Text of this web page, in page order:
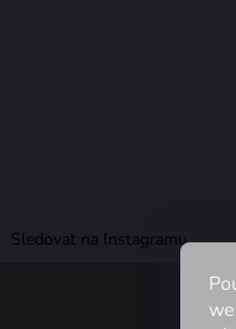
Sledovat na Instagramu